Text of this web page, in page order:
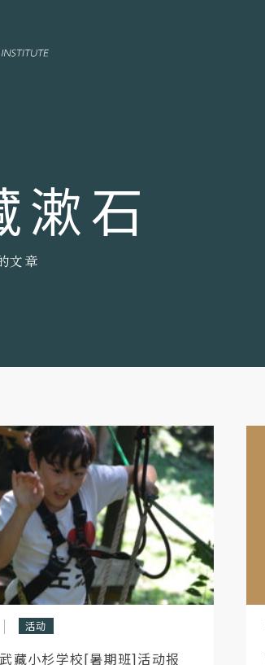
漱石
文章
活动
藏小杉学校[暑期班]活动报